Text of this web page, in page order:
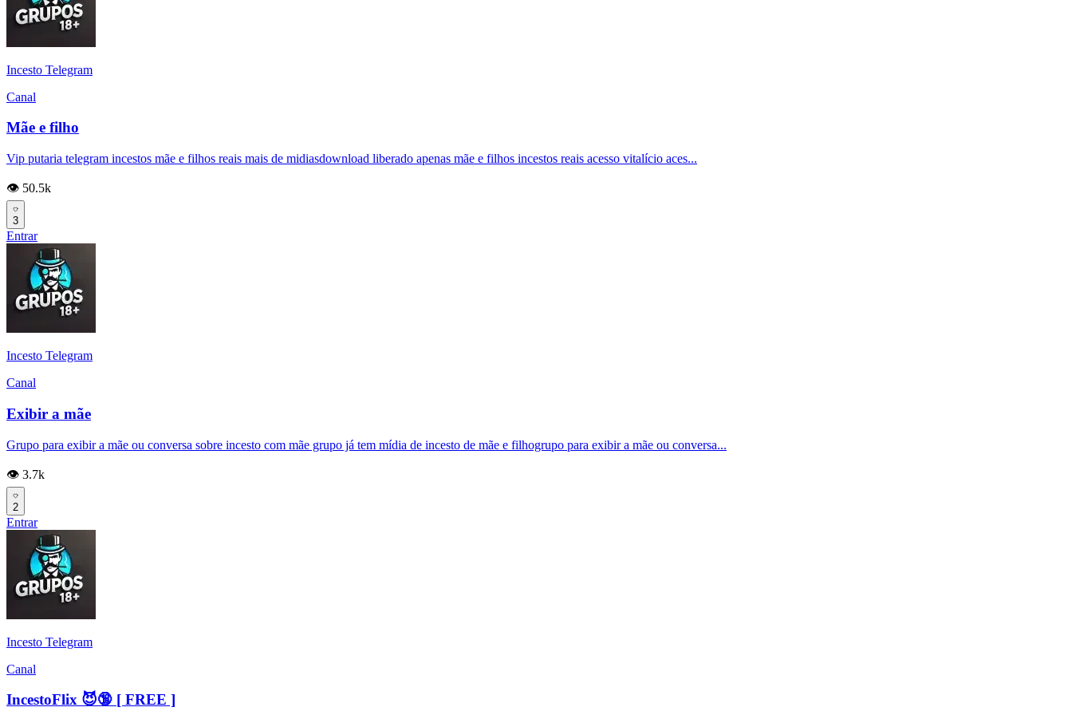
Incesto Telegram
Canal
Mãe e filho
Vip putaria telegram incestos mãe e filhos reais mais de midiasdownload liberado apenas mãe e filhos incestos reais acesso vitalício aces...
👁️ 50.5k
3
Entrar
Incesto Telegram
Canal
Exibir a mãe
Grupo para exibir a mãe ou conversa sobre incesto com mãe grupo já tem mídia de incesto de mãe e filhogrupo para exibir a mãe ou conversa...
👁️ 3.7k
2
Entrar
Incesto Telegram
Canal
IncestoFlix 😈🔞 [ FREE ]